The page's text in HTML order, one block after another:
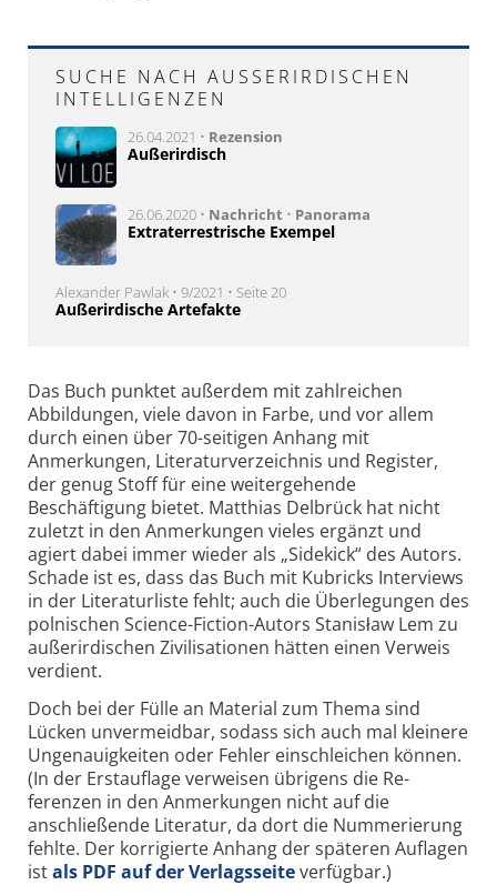
SUCHE NACH AUSSERIRDISCHEN I
NTELLIGENZEN
26.04.2021 • Rezension
Außerirdisch
26.06.2020 • Nachricht • Panorama
Extraterrestrische Exempel
Alexander Pawlak • 9/2021 • Seite 20
Außerirdische Artefakte
Das Buch punktet außerdem mit zahlreichen
Abbildungen, viele davon in Farbe, und vor allem
durch einen über 70-seitigen Anhang mit
Anmerkungen, Literaturverzeichnis und Register,
der genug Stoff für eine weitergehende
Beschäftigung bietet. Matthias Delbrück hat nicht
zuletzt in den Anmerkungen vieles ergänzt und
agiert dabei immer wieder als „Sidekick“ des Autors.
Schade ist es, dass das Buch mit Kubricks Interviews
in der Literaturliste fehlt; auch die Überlegungen des
polnischen Science-Fiction-Autors Stanisław Lem zu
außerirdischen Zivilisationen hätten einen Verweis
verdient.
Doch bei der Fülle an Material zum Thema sind
Lücken unvermeidbar, sodass sich auch mal kleinere
Ungenauigkeiten oder Fehler einschleichen können.
(In der Erstauflage verweisen übrigens die Re­
ferenzen in den Anmerkungen nicht auf die
anschließende Literatur, da dort die Nummerierung
fehlte. Der korrigierte Anhang der späteren Auf­lagen
istals PDF auf der Verlagsseiteverfügbar.)